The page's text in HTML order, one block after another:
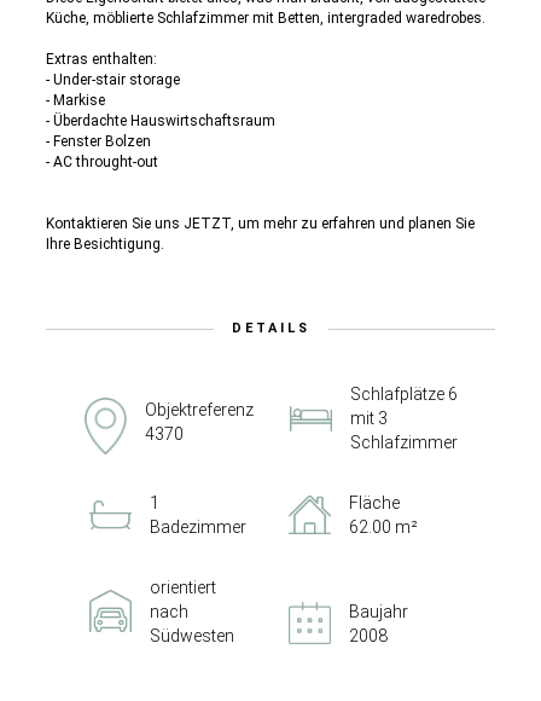
Küche, möblierte Schlafzimmer mit Betten, intergraded waredrobes.
Extras enthalten:
- Under-stair storage
- Markise
- Überdachte Hauswirtschaftsraum
- Fenster Bolzen
- AC throught-out
Kontaktieren Sie uns JETZT, um mehr zu erfahren und planen Sie
Ihre Besichtigung.
DETAILS
Objektreferenz
4370
Schlafplätze 6
mit 3
Schlafzimmer
1
Badezimmer
Fläche
62.00 m²
orientiert
nach
Südwesten
Baujahr
2008